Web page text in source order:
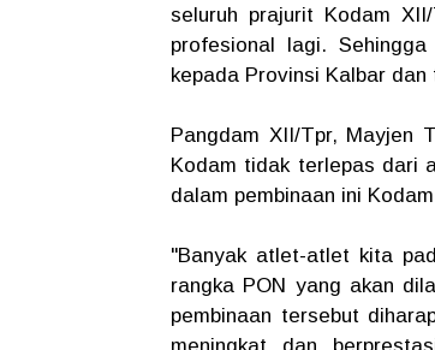
seluruh prajurit Kodam
profesional lagi.
kepada Provinsi Kalbar
Pangdam XII/Tpr, Mayjen
Kodam tidak terlepas dari
dalam pembinaan ini
"Banyak atlet-atlet kita
rangka PON yang akan
pembinaan tersebut